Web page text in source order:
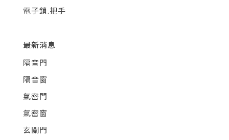
電子鎖.把手
最新消息
隔音門
隔音窗
氣密門
氣密窗
玄關門